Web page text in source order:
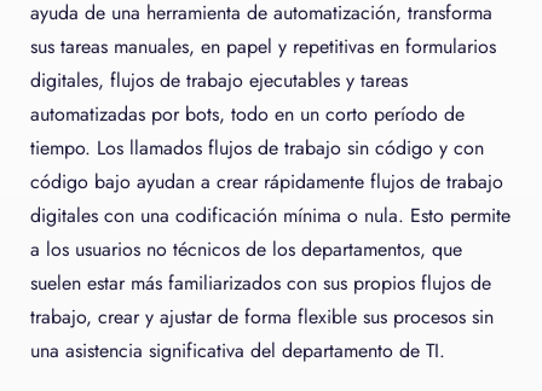
ayuda de una herramienta de automatización, transforma
sus tareas manuales, en papel y repetitivas en formularios
digitales, flujos de trabajo ejecutables y tareas
automatizadas por bots, todo en un corto período de
tiempo. Los llamados flujos de trabajo sin código y con
código bajo ayudan a crear rápidamente flujos de trabajo
digitales con una codificación mínima o nula. Esto permite
a los usuarios no técnicos de los departamentos, que
suelen estar más familiarizados con sus propios flujos de
trabajo, crear y ajustar de forma flexible sus procesos sin
una asistencia significativa del departamento de TI.